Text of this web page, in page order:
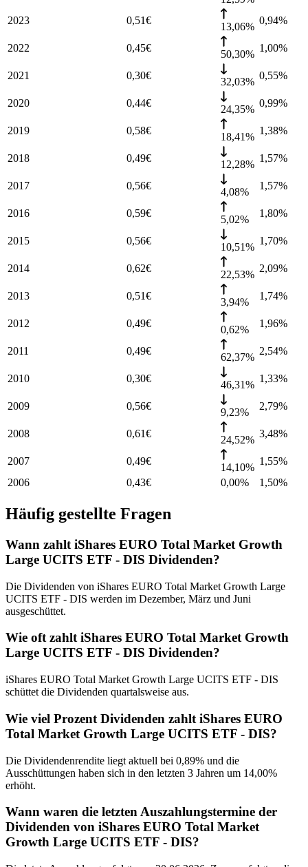
2023 0,51€
13,06%
0,94%
2022 0,45€
50,30%
1,00%
2021 0,30€
32,03%
0,55%
2020 0,44€
24,35%
0,99%
2019 0,58€
18,41%
1,38%
2018 0,49€
12,28%
1,57%
2017 0,56€
4,08%
1,57%
2016 0,59€
5,02%
1,80%
2015 0,56€
10,51%
1,70%
2014 0,62€
22,53%
2,09%
2013 0,51€
3,94%
1,74%
2012 0,49€
0,62%
1,96%
2011 0,49€
62,37%
2,54%
2010 0,30€
46,31%
1,33%
2009 0,56€
9,23%
2,79%
2008 0,61€
24,52%
3,48%
2007 0,49€
14,10%
1,55%
2006
0,43€ 0,00% 1,50%
Häufig gestellte Fragen
Wann zahlt iShares EURO Total Market Growth
Large UCITS ETF - DIS Dividenden?
Die Dividenden von iShares EURO Total Market Growth Large
UCITS ETF - DIS werden im Dezember, März und Juni
ausgeschüttet.
Wie oft zahlt iShares EURO Total Market Growth
Large UCITS ETF - DIS Dividenden?
iShares EURO Total Market Growth Large UCITS ETF - DIS
schüttet die Dividenden quartalsweise aus.
Wie viel Prozent Dividenden zahlt iShares EURO
Total Market Growth Large UCITS ETF - DIS?
Die Dividendenrendite liegt aktuell bei 0,89% und die
Ausschüttungen haben sich in den letzten 3 Jahren um 14,00%
erhöht.
Wann waren die letzten Auszahlungstermine der
Dividenden von iShares EURO Total Market
Growth Large UCITS ETF - DIS?